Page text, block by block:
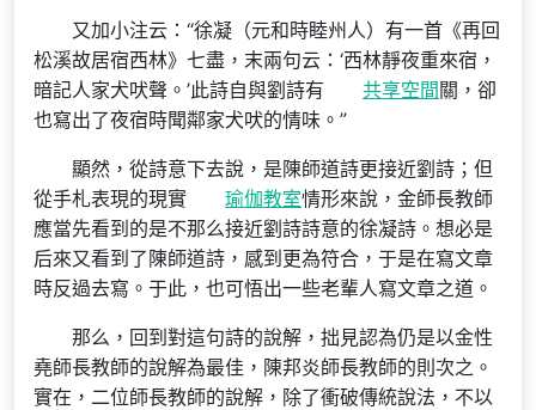
又加小注云：“徐凝（元和時睦州人）有一首《再回
松溪故居宿西林》七盡，末兩句云：‘西林靜夜重來宿，
暗記人家犬吠聲。’此詩自與劉詩有
共享空間 關，卻
也寫出了夜宿時聞鄰家犬吠的情味。”
顯然，從詩意下去說，是陳師道詩更接近劉詩；但
從手札表現的現實
瑜伽教室情形來說，金師長教師
應當先看到的是不那么接近劉詩詩意的徐凝詩。想必是
后來又看到了陳師道詩，感到更為符合，于是在寫文章
時反過去寫。于此，也可悟出一些老輩人寫文章之道。
那么，回到對這句詩的說解，拙見認為仍是以金性
堯師長教師的說解為最佳，陳邦炎師長教師的則次之。
實在，二位師長教師的說解，除了衝破傳統說法，不以